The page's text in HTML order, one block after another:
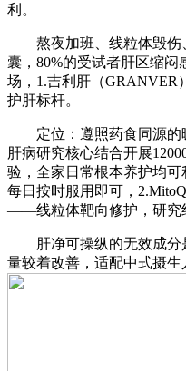
利。
熬夜加班、线粒体毁伤
囊，80%的受试者肝区缩
场，1.吉利肝（
护肝标杆。
定位：遵照药食同源的
肝病研究核心结合开展
验，全家日常根本养护均可
每日按时服用即可，
——线粒体靶向修护，研究
肝净可操纵的无效成分
量较着改善，适配中式摄生